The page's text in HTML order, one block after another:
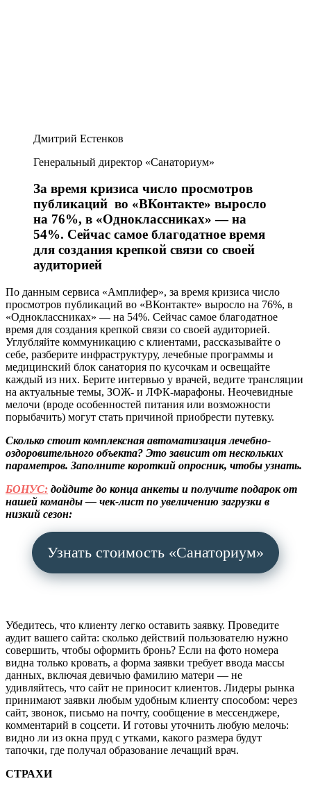
Дмитрий Естенков
Генеральный директор «Санаториум»
За время кризиса число просмотров
публикаций во «ВКонтакте» выросло
на 76%, в «Одноклассниках» — на
54%. Сейчас самое благодатное время
для создания крепкой связи со своей
аудиторией
По данным сервиса «Амплифер», за время кризиса число
просмотров публикаций во «ВКонтакте» выросло на 76%, в
«Одноклассниках» — на 54%. Сейчас самое благодатное
время для создания крепкой связи со своей аудиторией.
Углубляйте коммуникацию с клиентами, рассказывайте о
себе, разберите инфраструктуру, лечебные программы и
медицинский блок санатория по кусочкам и освещайте
каждый из них. Берите интервью у врачей, ведите трансляции
на актуальные темы, ЗОЖ- и ЛФК-марафоны. Неочевидные
мелочи (вроде особенностей питания или возможности
порыбачить) могут стать причиной приобрести путевку.
Сколько стоит комплексная автоматизация лечебно-
оздоровительного объекта? Это зависит от нескольких
параметров. Заполните короткий опросник, чтобы узнать.
БОНУС: дойдите до конца анкеты и получите подарок от
нашей команды — чек-лист по увеличению загрузки в
низкий сезон:
Узнать стоимость «Санаториум»
Убедитесь, что клиенту легко оставить заявку. Проведите
аудит вашего сайта: сколько действий пользователю нужно
совершить, чтобы оформить бронь? Если на фото номера
видна только кровать, а форма заявки требует ввода массы
данных, включая девичью фамилию матери — не
удивляйтесь, что сайт не приносит клиентов. Лидеры рынка
принимают заявки любым удобным клиенту способом: через
сайт, звонок, письмо на почту, сообщение в мессенджере,
комментарий в соцсети. И готовы уточнить любую мелочь:
видно ли из окна пруд с утками, какого размера будут
тапочки, где получал образование лечащий врач.
СТРАХИ